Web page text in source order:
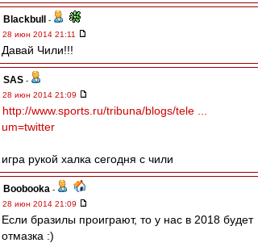
Blackbull
-
28 июн 2014 21:11
Давай Чили!!!
SAS -
28 июн 2014 21:09
http://www.sports.ru/tribuna/blogs/tele ...
um=twitter
игра рукой халка сегодня с чили
Boobooka -
28 июн 2014 21:09
Если бразилы проиграют, то у нас в 2018 будет
отмазка :)